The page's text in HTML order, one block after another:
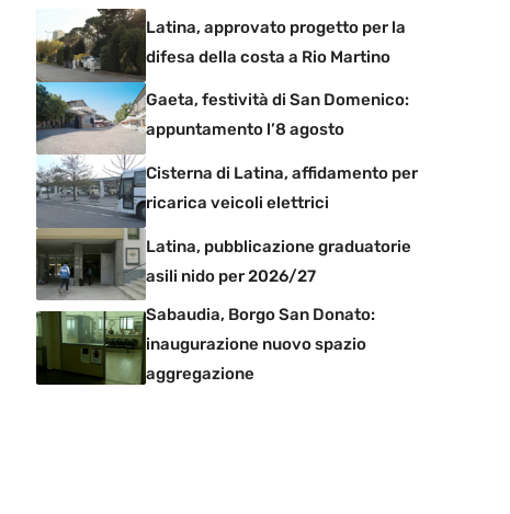
Latina, approvato progetto per la
difesa della costa a Rio Martino
Gaeta, festività di San Domenico:
appuntamento l’8 agosto
Cisterna di Latina, affidamento per
ricarica veicoli elettrici
Latina, pubblicazione graduatorie
asili nido per 2026/27
Sabaudia, Borgo San Donato:
inaugurazione nuovo spazio
aggregazione